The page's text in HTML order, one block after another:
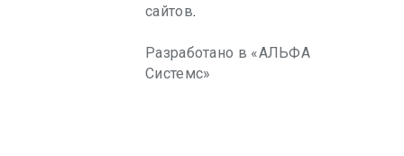
сайтов.
Разработано в «АЛЬФА
Системс»